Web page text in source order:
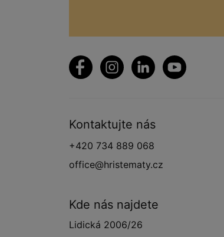
Kontaktujte nás
+420 734 889 068
office@hristematy.cz
Kde nás najdete
Lidická 2006/26